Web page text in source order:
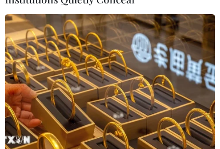
Bắt gần 4 tấn trái cây không rõ nguồn gốc
trên đường về Hà Nội
06/12/2016 07:07
Sáng 6/12, đoàn kiểm tra liên ngành số 1 thành phố Hà
Nội đã phát hiện và tạm giữ một xe tải trở 4 tấn trái cây